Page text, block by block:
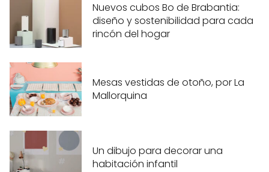
Nuevos cubos Bo de Brabantia:
diseño y sostenibilidad para cada
rincón del hogar
Mesas vestidas de otoño, por La
Mallorquina
Un dibujo para decorar una
habitación infantil